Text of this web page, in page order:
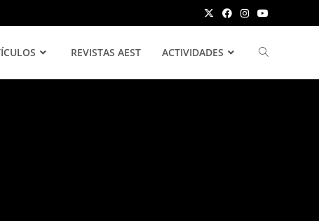
REVISTAS AEST ACTIVIDADES